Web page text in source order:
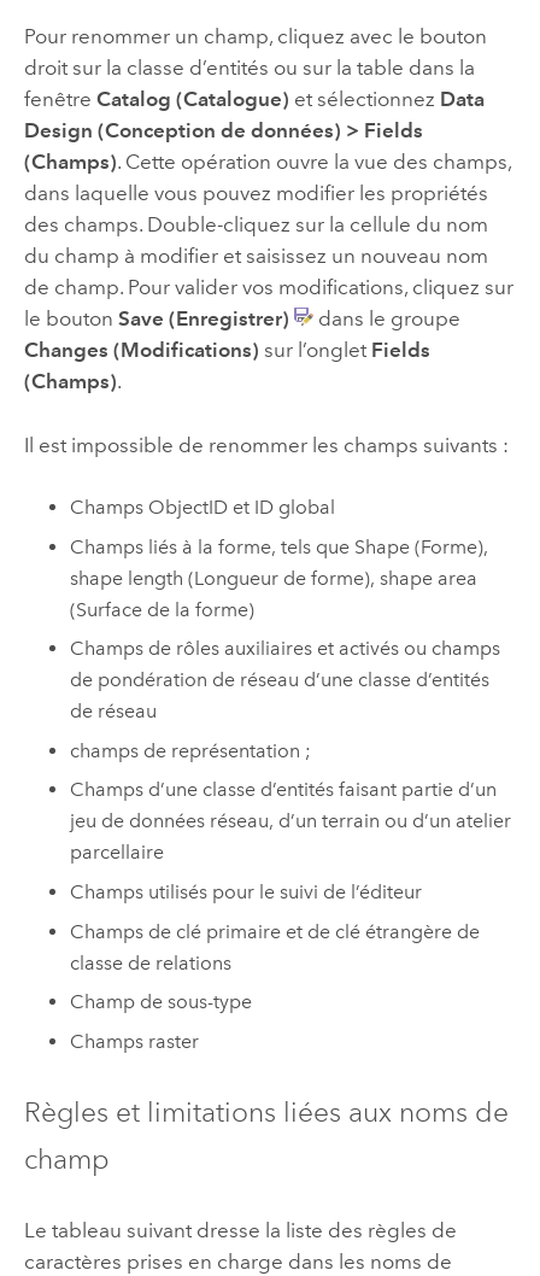
Pour renommer un champ, cliquez avec le bouton
droit sur la classe d’entités ou sur la table dans la
fenêtre Catalog (Catalogue) et sélectionnez Data
Design (Conception de données) > Fields
(Champs). Cette opération ouvre la vue des champs,
dans laquelle vous pouvez modifier les propriétés
des champs. Double-cliquez sur la cellule du nom
du champ à modifier et saisissez un nouveau nom
de champ. Pour valider vos modifications, cliquez sur
le bouton Save (Enregistrer)
dans le groupe
Changes (Modifications) sur l’onglet Fields
(Champs).
Il est impossible de renommer les champs suivants :
Champs ObjectID et ID global
Champs liés à la forme, tels que Shape (Forme),
shape length (Longueur de forme), shape area
(Surface de la forme)
Champs de rôles auxiliaires et activés ou champs
de pondération de réseau d’une classe d’entités
de réseau
champs de représentation ;
Champs d’une classe d’entités faisant partie d’un
jeu de données réseau, d’un terrain ou d’un atelier
parcellaire
Champs utilisés pour le suivi de l’éditeur
Champs de clé primaire et de clé étrangère de
classe de relations
Champ de sous-type
Champs raster
Règles et limitations liées aux noms de
champ
Le tableau suivant dresse la liste des règles de
caractères prises en charge dans les noms de